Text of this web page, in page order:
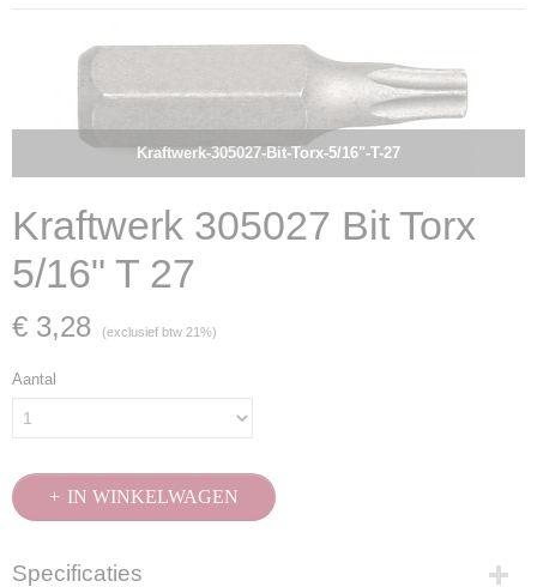
Kraftwerk-305027-Bit-Torx-5/16"-T-27
Kraftwerk 305027 Bit Torx
5/16" T 27
€ 3,28 (exclusief btw 21%)
Aantal
IN WINKELWAGEN
Specificaties